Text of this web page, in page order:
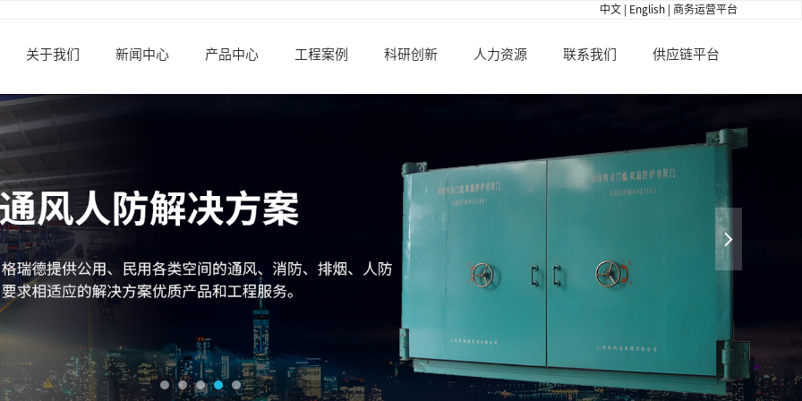
中文 English 商务运营平台
关于我们 新闻中心 产品中心 工程案例 科研创新 人力资源 联系我们 供应链平台